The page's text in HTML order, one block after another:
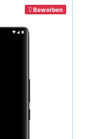
Beworben